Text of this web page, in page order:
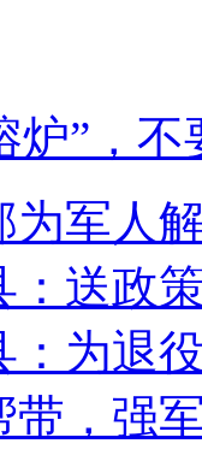
炉”，不
为军人
：送政
：为退
带，强